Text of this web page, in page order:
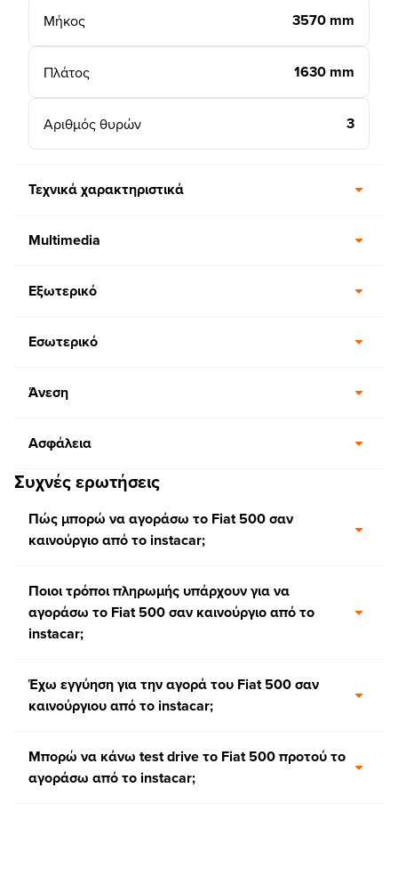
Μήκος 3570 mm
Πλάτος 1630 mm
Αριθμός θυρών 3
Τεχνικά χαρακτηριστικά
Multimedia
Εξωτερικό
Εσωτερικό
Άνεση
Ασφάλεια
Συχνές ερωτήσεις
Πώς μπορώ να αγοράσω το Fiat 500 σαν
καινούργιο από το instacar;
Ποιοι τρόποι πληρωμής υπάρχουν για να
αγοράσω το Fiat 500 σαν καινούργιο από το
instacar;
Έχω εγγύηση για την αγορά του Fiat 500 σαν
καινούργιου από το instacar;
Μπορώ να κάνω test drive το Fiat 500 προτού το
αγοράσω από το instacar;